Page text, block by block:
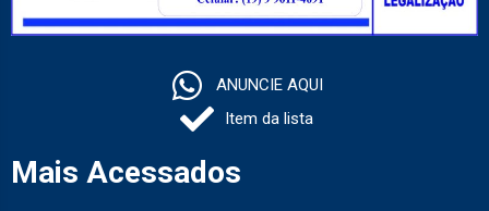
ANUNCIE AQUI
Item da lista
Mais Acessados